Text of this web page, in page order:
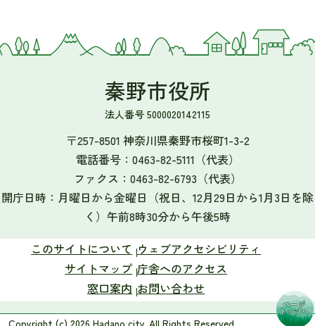
秦野市役所
法人番号 5000020142115
〒257-8501 神奈川県秦野市桜町1-3-2
電話番号： 0463-82-5111 （代表）
ファクス： 0463-82-6793 （代表）
開庁日時：月曜日から金曜日（祝日、12月29日から1月3日を除
く）午前8時30分から午後5時
このサイトについて ウェブアクセシビリティ
サイトマップ 庁舎へのアクセス
窓口案内 お問い合わせ
Copyright (c) 2026 Hadano city. All Rights Reserved.